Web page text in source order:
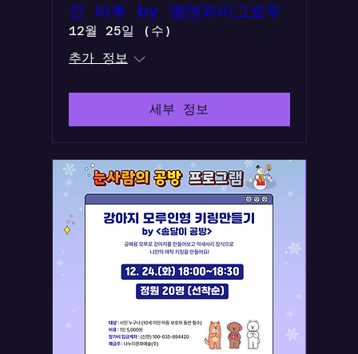
인 타투 by 엠앤와이그로우
12월 25일 (수)
추가 정보
세부 정보